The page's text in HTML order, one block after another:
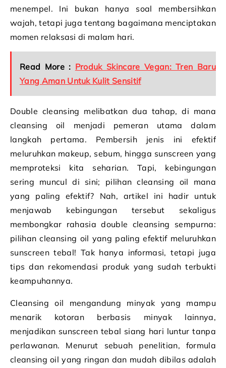
menempel. Ini bukan hanya soal membersihkan
wajah, tetapi juga tentang bagaimana menciptakan
momen relaksasi di malam hari.
Read More : Produk Skincare Vegan: Tren Baru
Yang Aman Untuk Kulit Sensitif
Double cleansing melibatkan dua tahap, di mana
cleansing oil menjadi pemeran utama dalam
langkah pertama. Pembersih jenis ini efektif
meluruhkan makeup, sebum, hingga sunscreen yang
memproteksi kita seharian. Tapi, kebingungan
sering muncul di sini; pilihan cleansing oil mana
yang paling efektif? Nah, artikel ini hadir untuk
menjawab kebingungan tersebut sekaligus
membongkar rahasia double cleansing sempurna:
pilihan cleansing oil yang paling efektif meluruhkan
sunscreen tebal! Tak hanya informasi, tetapi juga
tips dan rekomendasi produk yang sudah terbukti
keampuhannya.
Cleansing oil mengandung minyak yang mampu
menarik kotoran berbasis minyak lainnya,
menjadikan sunscreen tebal siang hari luntur tanpa
perlawanan. Menurut sebuah penelitian, formula
cleansing oil yang ringan dan mudah dibilas adalah